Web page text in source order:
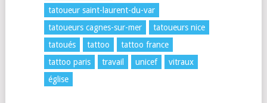
tatoueur saint-laurent-du-var
tatoueurs cagnes-sur-mer
tatoueurs nice
tatoués
tattoo
tattoo france
tattoo paris
travail unicef
vitraux
église